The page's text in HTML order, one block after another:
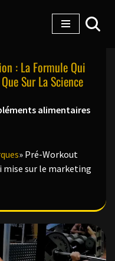
: La Formule Qui
Sur La Science
alimentaires
» Pré-Workout
sur le marketing